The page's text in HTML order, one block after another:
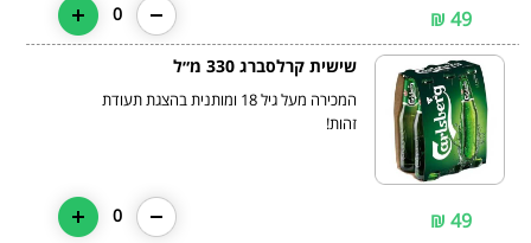
49 ₪
0
שישית קרלסברג 330 מ״ל
המכירה מעל גיל 18 ומותנית בהצגת תעודת
זהות!
49 ₪
0